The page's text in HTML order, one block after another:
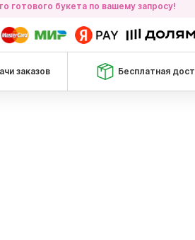
готового букета по вашему запросу!
заказов Бесплатная